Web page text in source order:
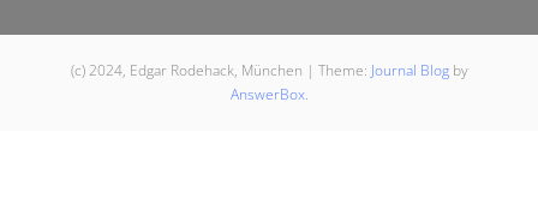
(c) 2024, Edgar Rodehack, München | Theme: Journal Blog by
AnswerBox.